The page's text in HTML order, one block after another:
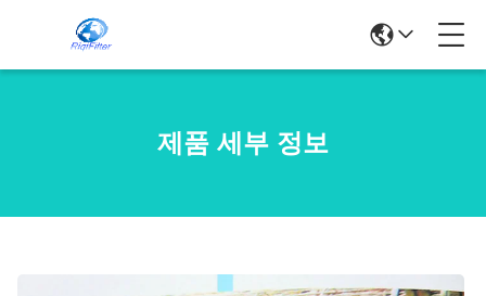
제품 세부 정보